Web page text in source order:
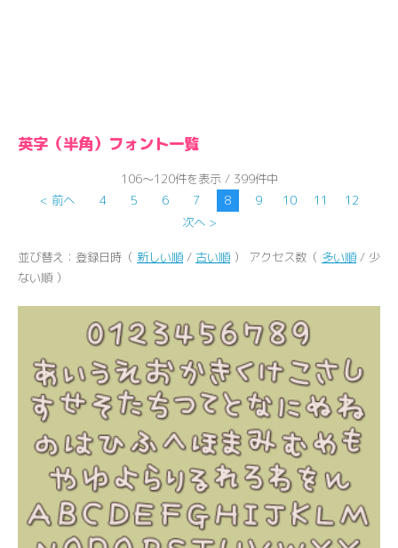
英字（半角）フォント一覧
106～120件を表示 / 399件中
< 前へ
4 5 6 7 8 9 10 11
12
次へ >
並び替え：登録日時（ 新しい順 / 古い順 ） アクセス数（ 多い順 / 少
ない順 ）